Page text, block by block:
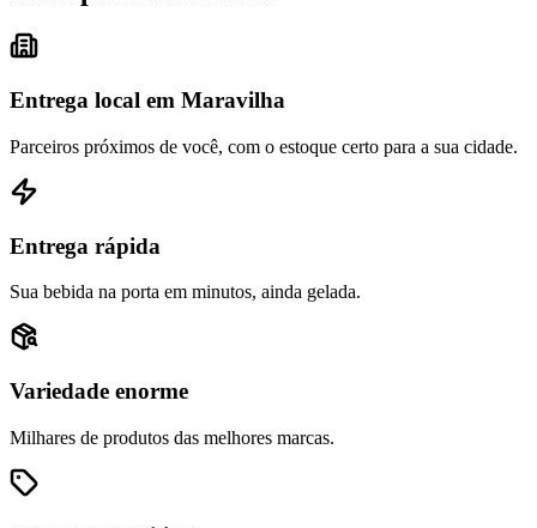
Entrega local em Maravilha
Parceiros próximos de você, com o estoque certo para a sua cidade.
Entrega rápida
Sua bebida na porta em minutos, ainda gelada.
Variedade enorme
Milhares de produtos das melhores marcas.